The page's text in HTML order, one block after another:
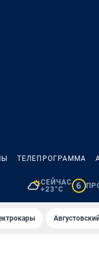
ТЕЛЕПРОГРАММА
СЕЙЧАС
+23°C
6